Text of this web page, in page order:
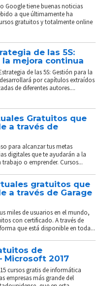
Google tiene buenas noticias
a que últimamente ha
gratuitos y totalmente online
de las 5S:
la mejora continua
de las 5S: Gestión para la
por capítulos extraídos
de diferentes autores....
Gratuitos que
a través de
para alcanzar tus metas
digitales que te ayudarán a la
o emprender. Cursos...
gratuitos que
a través de Garage
miles de usuarios en el mundo,
con certificado. A través de
que está disponible en toda...
de
Microsoft 2017
cursos gratis de informática
empresas más grande del